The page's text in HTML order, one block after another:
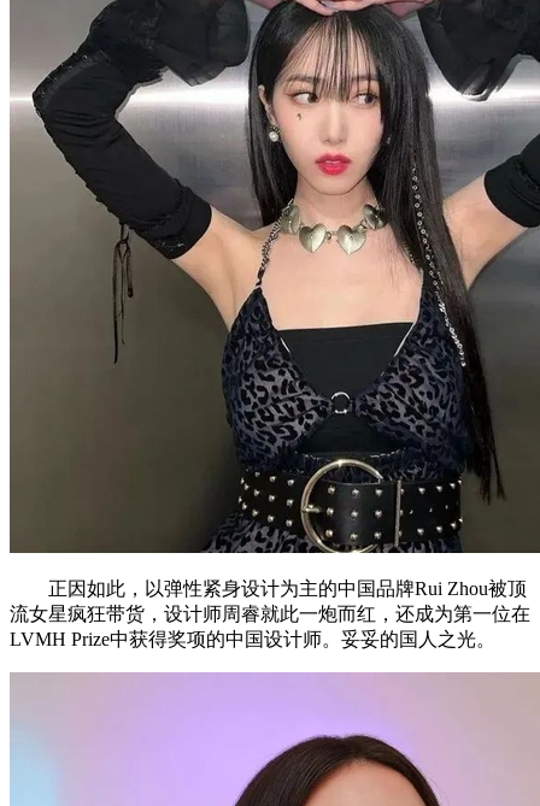
正因如此，以弹性紧身设计为主的中国品牌Rui Zhou被顶
流女星疯狂带货，设计师周睿就此一炮而红，还成为第一位在
LVMH Prize中获得奖项的中国设计师。妥妥的国人之光。